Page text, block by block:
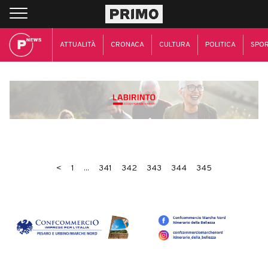
ATTUALITÀ CRONACA CULTURA POLITICA
< 1 ... 341 342 343 344 345